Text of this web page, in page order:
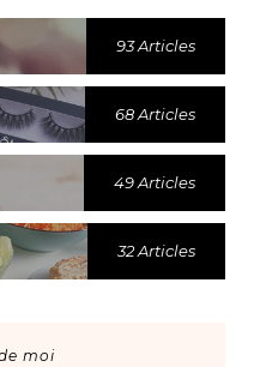
93 Articles
68 Articles
49 Articles
32 Articles
moi